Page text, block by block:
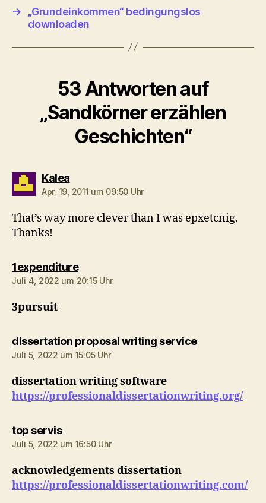
→
„Grundeinkommen“ bedingungslos
downloaden
53 Antworten auf
„Sandkörner erzählen
Geschichten“
Kaleasagt:
Apr. 19, 2011 um 09:50 Uhr
That’s way more clever than I was epxetcnig.
Thanks!
1expendituresagt:
Juli 4, 2022 um 20:15 Uhr
3pursuit
dissertation proposal writing servicesagt:
Juli 5, 2022 um 15:05 Uhr
dissertation writing software
https://professionaldissertationwriting.org/
top servissagt:
Juli 5, 2022 um 16:50 Uhr
acknowledgements dissertation
https://professionaldissertationwriting.com/